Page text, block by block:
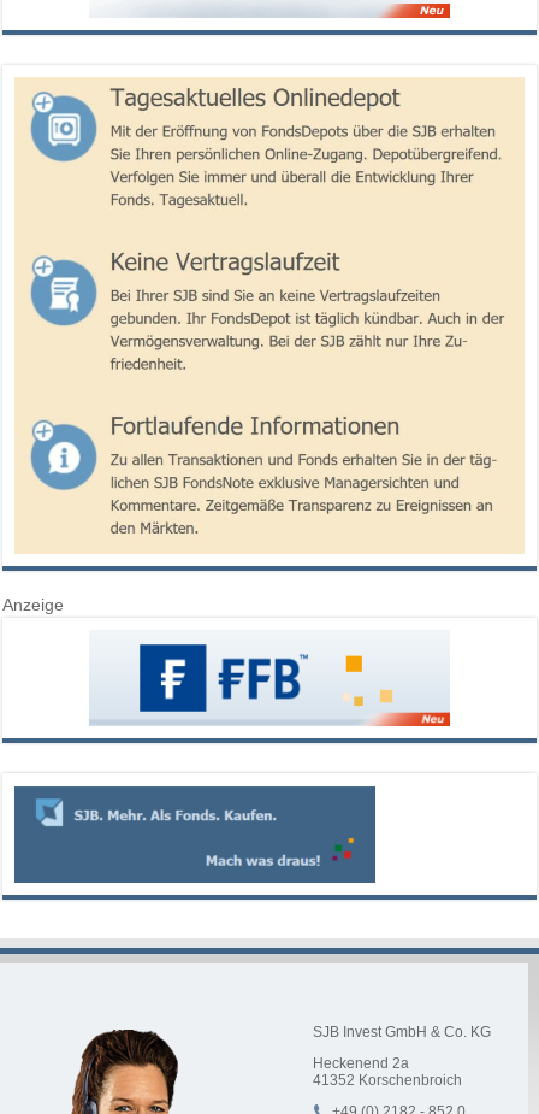
Anzeige
SJB Invest GmbH & Co. KG
Heckenend 2a
41352 Korschenbroich